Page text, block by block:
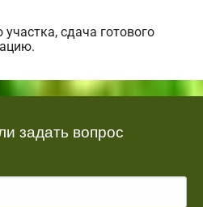
участка, сдача готового
задать вопрос